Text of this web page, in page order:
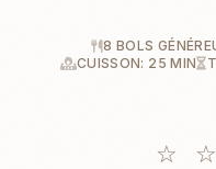
8 BOLS
CUISSON: 25 MIN
☆ ☆